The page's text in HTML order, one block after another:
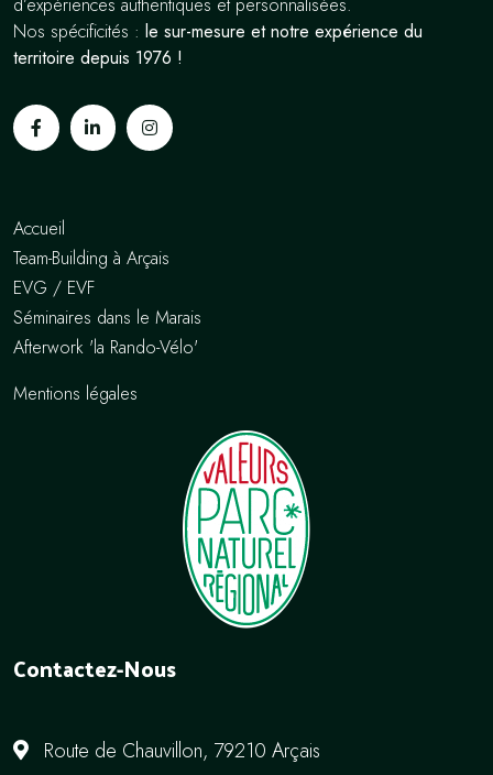
Nos spécificités : le sur-mesure et notre expérience du
territoire depuis 1976 !
Accueil
Team-Building à Arçais
EVG / EVF
Séminaires dans le Marais
Afterwork 'la Rando-Vélo'
Mentions légales
Contactez-Nous
Route de Chauvillon, 79210 Arçais